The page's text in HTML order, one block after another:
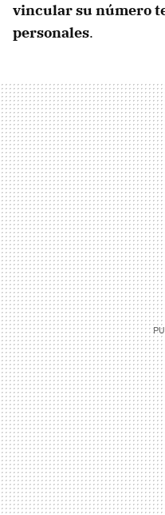
vincular su número
personales.